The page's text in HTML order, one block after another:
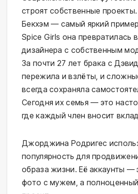
строят собственные
Бекхэм — самый яркий
Spice Girls она превратилась
дизайнера с собственным
За почти 27 лет брака с
пережила и взлёты, и
всегда сохраняла
Сегодня их семья — это
где каждый член вносит
Джорджина Родригес
популярность для
образа жизни. Её аккаунты —
фото с мужем, а